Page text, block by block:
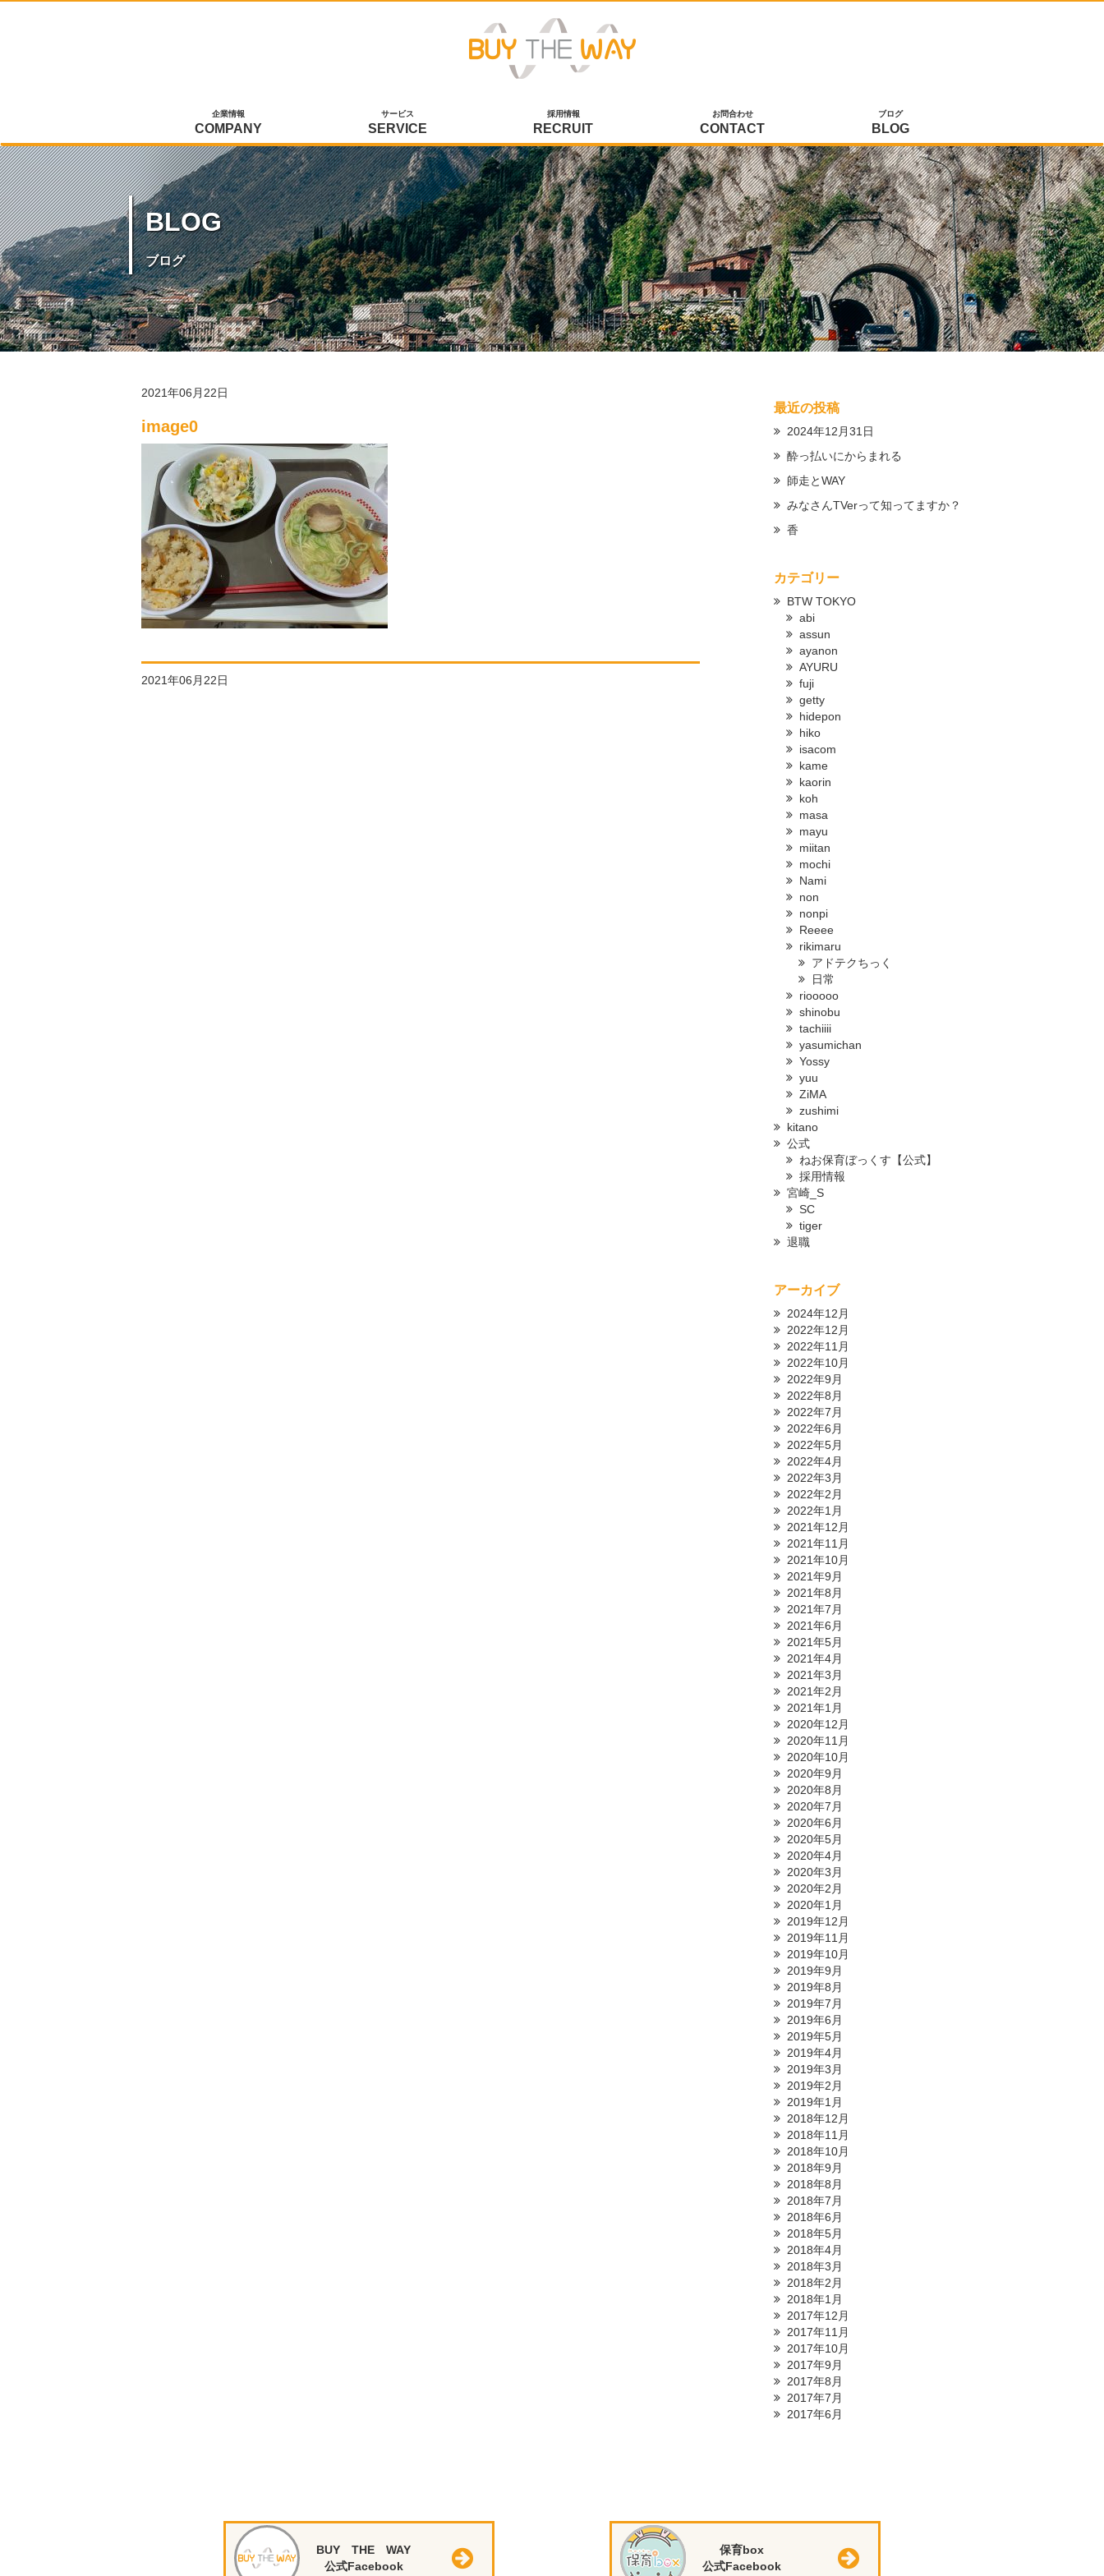
企業情報
COMPANY
サービス
SERVICE
採用情報
RECRUIT
お問合わせ
CONTACT
ブログ
BLOG
BLOG
ブログ
2021年06月22日
image0
2021年06月22日
最近の投稿
2024年12月31日
酔っ払いにからまれる
師走とWAY
みなさんTVerって知ってますか？
香
カテゴリー
BTW TOKYO
abi
assun
ayanon
AYURU
fuji
getty
hidepon
hiko
isacom
kame
kaorin
koh
masa
mayu
miitan
mochi
Nami
non
nonpi
Reeee
rikimaru
アドテクちっく
日常
riooooo
shinobu
tachiiii
yasumichan
Yossy
yuu
ZiMA
zushimi
kitano
公式
ねお保育ぼっくす【公式】
採用情報
宮崎_S
SC
tiger
退職
アーカイブ
2024年12月
2022年12月
2022年11月
2022年10月
2022年9月
2022年8月
2022年7月
2022年6月
2022年5月
2022年4月
2022年3月
2022年2月
2022年1月
2021年12月
2021年11月
2021年10月
2021年9月
2021年8月
2021年7月
2021年6月
2021年5月
2021年4月
2021年3月
2021年2月
2021年1月
2020年12月
2020年11月
2020年10月
2020年9月
2020年8月
2020年7月
2020年6月
2020年5月
2020年4月
2020年3月
2020年2月
2020年1月
2019年12月
2019年11月
2019年10月
2019年9月
2019年8月
2019年7月
2019年6月
2019年5月
2019年4月
2019年3月
2019年2月
2019年1月
2018年12月
2018年11月
2018年10月
2018年9月
2018年8月
2018年7月
2018年6月
2018年5月
2018年4月
2018年3月
2018年2月
2018年1月
2017年12月
2017年11月
2017年10月
2017年9月
2017年8月
2017年7月
2017年6月
BUY THE WAY
公式Facebook
保育box
公式Facebook